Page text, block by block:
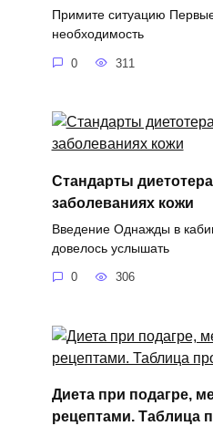
Примите ситуацию
необходимость
0 311
Стандарты
заболеваниях кожи
Введение Однажды в
довелось услышать
0 306
Диета при подагре,
рецептами. Таблица